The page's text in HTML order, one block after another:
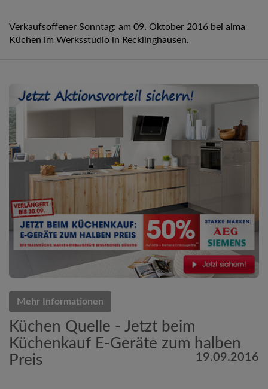
Verkaufsoffener Sonntag: am 09. Oktober 2016 bei alma
Küchen im Werksstudio in Recklinghausen.
Mehr Informationen
Küchen Quelle - Jetzt beim
Küchenkauf E-Geräte zum halben
Preis
19.09.2016